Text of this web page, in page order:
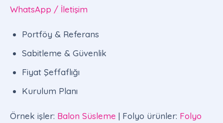
WhatsApp / İletişim
Portföy & Referans
Sabitleme & Güvenlik
Fiyat Şeffaflığı
Kurulum Planı
Örnek işler: Balon Süsleme | Folyo ürünler: Folyo